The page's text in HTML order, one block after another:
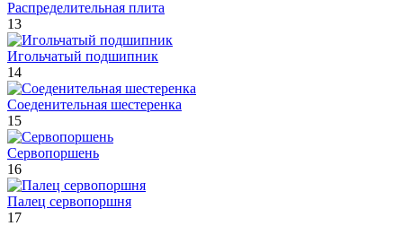
Распределительная плита
13
Игольчатый подшипник
14
Соеденительная шестеренка
15
Сервопоршень
16
Палец сервопоршня
17